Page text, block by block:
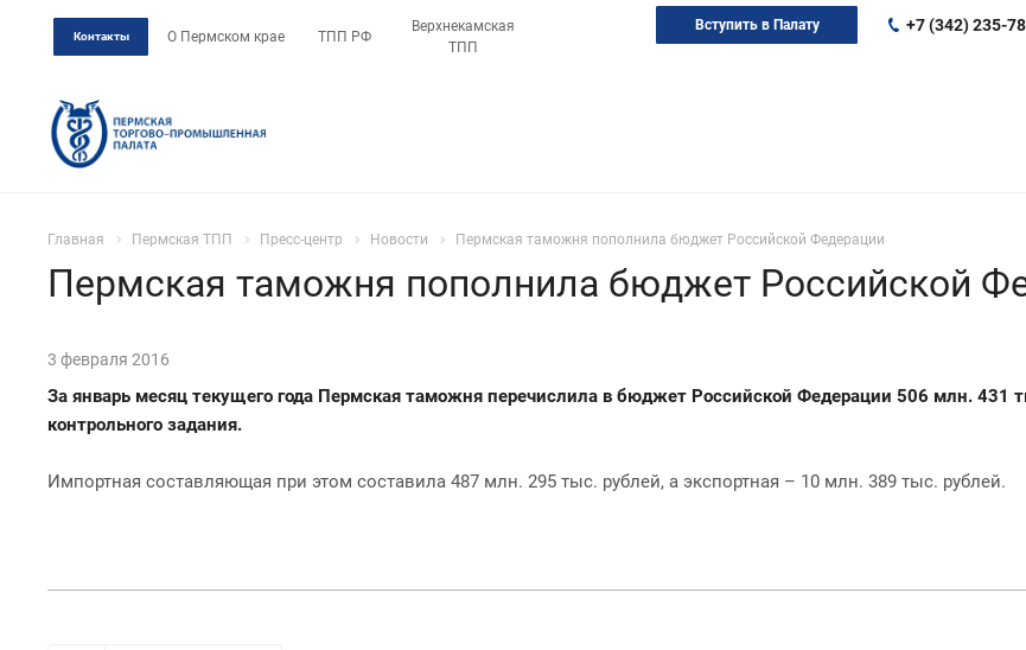
Контакты О Пермском крае ТПП РФ
Верхнекамская
ТПП
+7 (342) 235-
Вступить в Палату
Главная Пермская ТПП Пресс-центр Новости Пермская таможня пополнила бюджет Российской Федерации
Пермская таможня пополнила бюджет Российской
3 февраля 2016
За январь месяц текущего года Пермская таможня перечислила в бюджет Российской Федерации 506 млн. 431
контрольного задания.
Импортная составляющая при этом составила 487 млн. 295 тыс. рублей, а экспортная – 10 млн. 389 тыс. рублей.